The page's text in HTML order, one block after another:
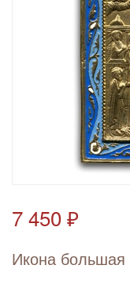
7 450 ₽
Икона